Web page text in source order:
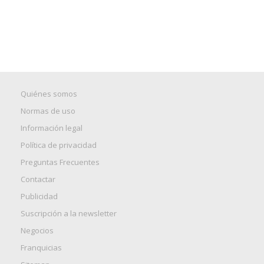
Quiénes somos
Normas de uso
Información legal
Política de privacidad
Preguntas Frecuentes
Contactar
Publicidad
Suscripción a la newsletter
Negocios
Franquicias